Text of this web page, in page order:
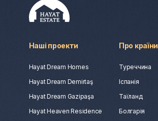
Наші проекти
Hayat Dream Homes
Hayat Dream Demirtaş
Hayat Dream Gazipaşa
Hayat Heaven Residence
Про країни
Туреччина
Іспанія
Таїланд
Болгарія